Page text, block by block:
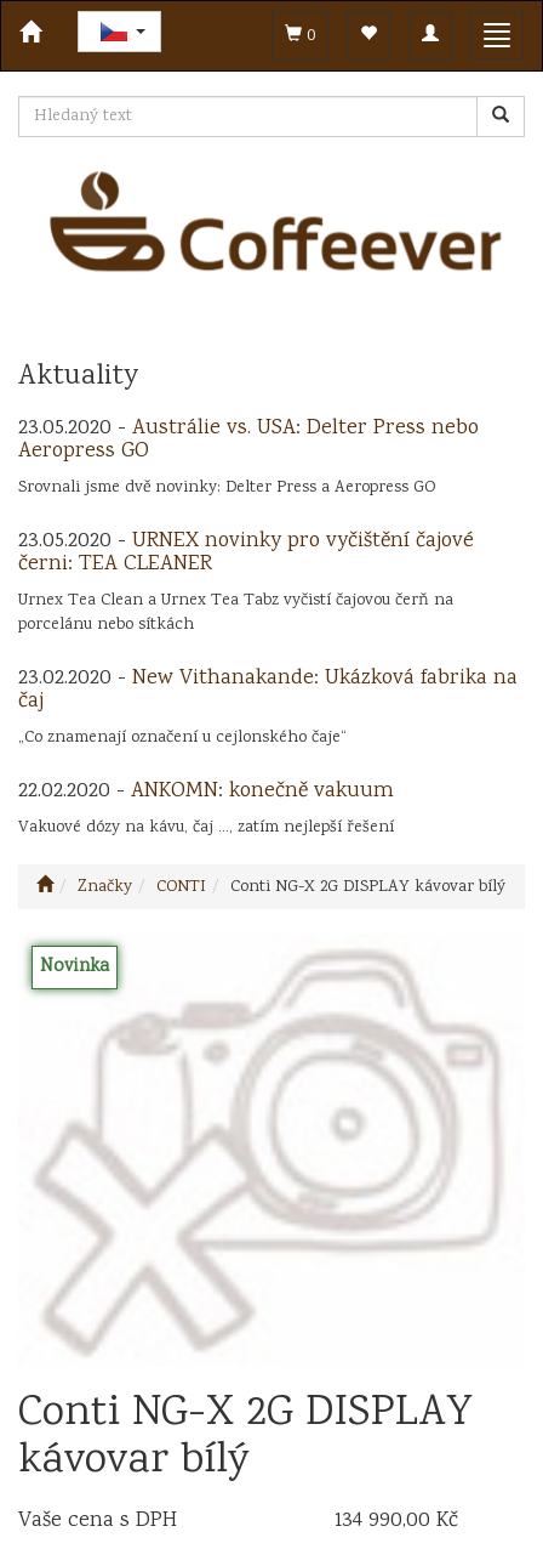
Toggle
navigation
0
Aktuality
23.05.2020 - Austrálie vs. USA: Delter Press nebo
Aeropress GO
Srovnali jsme dvě novinky: Delter Press a Aeropress GO
23.05.2020 - URNEX novinky pro vyčištění čajové
černi: TEA CLEANER
Urnex Tea Clean a Urnex Tea Tabz vyčistí čajovou čerň na
porcelánu nebo sítkách
23.02.2020 - New Vithanakande: Ukázková fabrika na
čaj
„Co znamenají označení u cejlonského čaje“
22.02.2020 - ANKOMN: konečně vakuum
Vakuové dózy na kávu, čaj ..., zatím nejlepší řešení
Značky CONTI Conti NG-X 2G DISPLAY kávovar bílý
Novinka
Conti NG-X 2G DISPLAY
kávovar bílý
Vaše cena s DPH
134 990,00 Kč